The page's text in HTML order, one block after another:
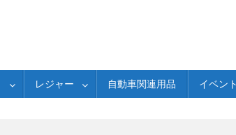
レジャー 自動車関連用品 イベント